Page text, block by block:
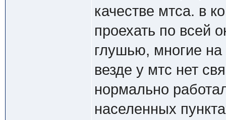
качестве мтса. в
проехать по всей
глушью, многие на
везде у мтс нет
нормально
населенных